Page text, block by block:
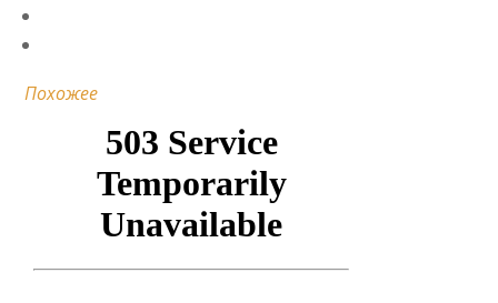
Похожее